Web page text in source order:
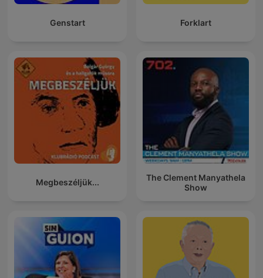
Genstart Forklart
Megbeszéljük...
The Clement Manyathela
Show